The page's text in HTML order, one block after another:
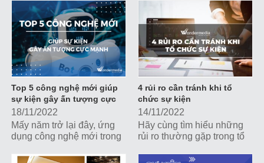
một sự kiện tiệc tất niên
vừa đẳng cấp, vừa hợp lý
với ngân sách tối ưu nhất.
nhằm tổng kết năm cũ, đón
chào năm mới, đồng thời
gắn kết nội bộ và quảng bá
hình ảnh doanh nghiệp.
Top 5 công nghệ mới giúp
sự kiện gây ấn tượng cực
mạnh
18/11/2022
Mấy năm trở lại đây, ứng
dụng công nghệ mới trong
xu hướng phổ biến. Cùng
4 rủi ro cần tránh khi tổ
chức sự kiện
14/11/2022
Hãy cùng tìm hiểu những
rủi ro thường gặp trong tổ
pháp dự phòng tránh, giảm